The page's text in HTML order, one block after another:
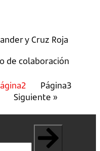
y Cruz Roja
de colaboración
2 Página3
Siguiente »